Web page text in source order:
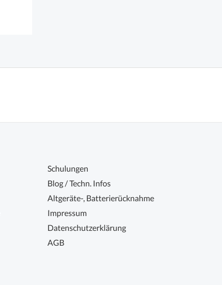
Schulungen
Blog / Techn. Infos
Altgeräte-, Batterierücknahme
Impressum
Datenschutzerklärung
AGB